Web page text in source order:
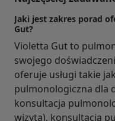
Jaki jest zakres porad
Gut?
Violetta Gut to
swojego
oferuje usługi takie
pulmonologiczna dla
konsultacja
wizyta), konsultacja